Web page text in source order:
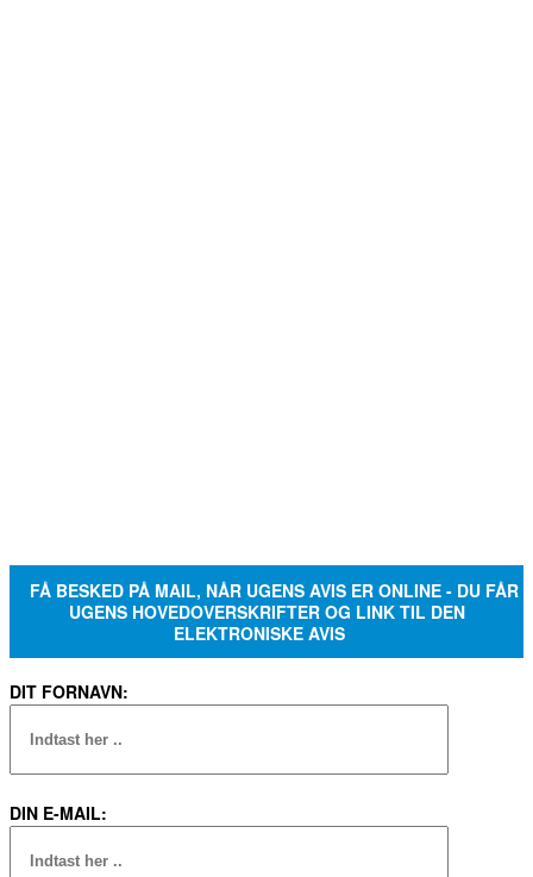
FÅ BESKED PÅ MAIL, NÅR UGENS AVIS ER ONLINE - DU FÅR
UGENS HOVEDOVERSKRIFTER OG LINK TIL DEN
ELEKTRONISKE AVIS
DIT FORNAVN:
DIN E-MAIL: